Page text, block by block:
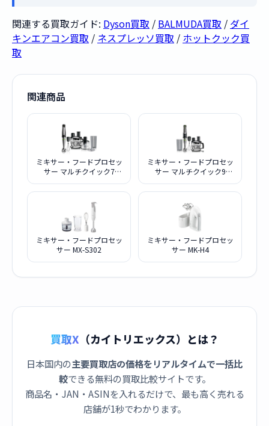
関連する買取ガイド: Dyson買取 / BALMUDA買取 / ダイ
キンエアコン買取 / ネスプレッソ買取 / ホットクック買
取
関連商品
ミキサー・フードプロセッ
サー マルチクイック7
ミキサー・フードプロセッ
サー マルチクイック9
ミキサー・フードプロセッ
サー MX-S302
ミキサー・フードプロセッ
サー MK-H4
買取X （カイトリエックス）とは？
日本国内の主要買取店の価格をリアルタイムで一括比
較できる無料の買取比較サイトです。
商品名・JAN・ASINを入れるだけで、最も高く売れる
店舗が1秒でわかります。